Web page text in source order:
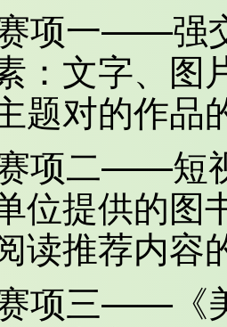
项一——强
：文字、图
题对的作品
项二——短
位提供的图
读推荐内容
项三——《